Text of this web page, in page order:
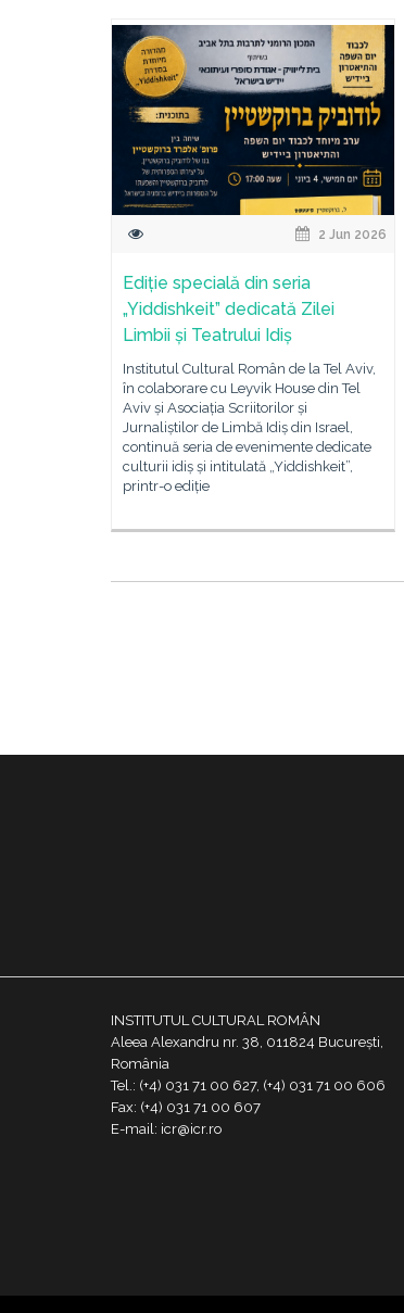
2 Jun 2026
Ediție specială din seria
„Yiddishkeit” dedicată Zilei
Limbii și Teatrului Idiș
Institutul Cultural Român de la Tel Aviv,
în colaborare cu Leyvik House din Tel
Aviv și Asociația Scriitorilor și
Jurnaliștilor de Limbă Idiș din Israel,
continuă seria de evenimente dedicate
culturii idiș și intitulată „Yiddishkeit”,
printr-o ediție
INSTITUTUL CULTURAL ROMÂN
Aleea Alexandru nr. 38, 011824 București,
România
Tel.: (+4) 031 71 00 627, (+4) 031 71 00 606
Fax: (+4) 031 71 00 607
E-mail: icr@icr.ro